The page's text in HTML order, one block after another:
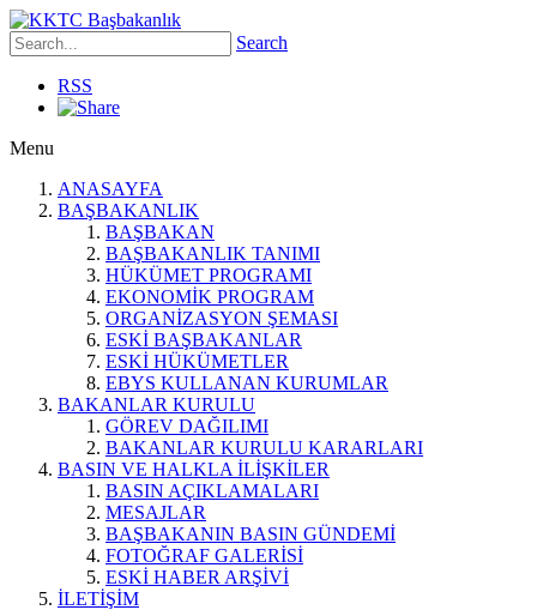
Search
RSS
Menu
ANASAYFA
BAŞBAKANLIK
BAŞBAKAN
BAŞBAKANLIK TANIMI
HÜKÜMET PROGRAMI
EKONOMİK PROGRAM
ORGANİZASYON ŞEMASI
ESKİ BAŞBAKANLAR
ESKİ HÜKÜMETLER
EBYS KULLANAN KURUMLAR
BAKANLAR KURULU
GÖREV DAĞILIMI
BAKANLAR KURULU KARARLARI
BASIN VE HALKLA İLİŞKİLER
BASIN AÇIKLAMALARI
MESAJLAR
BAŞBAKANIN BASIN GÜNDEMİ
FOTOĞRAF GALERİSİ
ESKİ HABER ARŞİVİ
İLETİŞİM